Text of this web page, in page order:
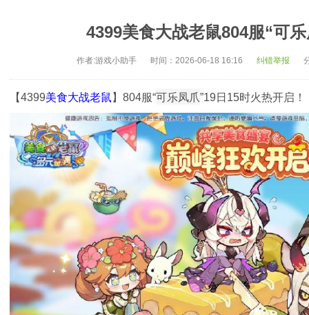
4399美食大战老鼠804服“可
作者:游戏小助手 时间：2026-06-18 16:16 纠错举报
【4399美食大战老鼠 】804服“可乐凤爪”19日15时火热开启！